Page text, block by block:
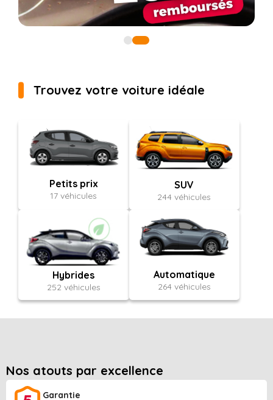
Trouvez votre voiture idéale
Petits prix
17 véhicules
SUV
244 véhicules
Hybrides
252 véhicules
Automatique
264 véhicules
Nos atouts par excellence
Garantie